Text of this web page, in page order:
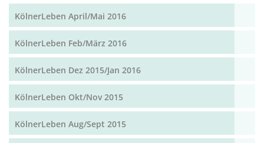
KölnerLeben April/Mai 2016
KölnerLeben Feb/März 2016
KölnerLeben Dez 2015/Jan 2016
KölnerLeben Okt/Nov 2015
KölnerLeben Aug/Sept 2015